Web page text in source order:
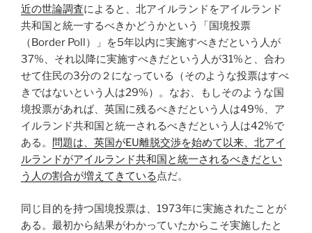
近の世論調査によると、北アイルランドをアイルランド
共和国と統一するべきかどうかという「国境投票
（Border Poll）」を5年以内に実施すべきだという人が
37%、それ以降に実施すべきだという人が31%と、合わ
せて住民の3分の２になっている（そのような投票はすべ
きではないという人は29%）。なお、もしそのような国
境投票があれば、英国に残るべきだという人は49%、ア
イルランド共和国と統一されるべきだという人は42%で
ある。 問題は、英国がEU離脱交渉を始めて以来、北アイ
ルランドがアイルランド共和国と統一されるべきだとい
う人の割合が増えてきている 点だ。
同じ目的を持つ国境投票は、1973年に実施されたことが
ある。最初から結果がわかっていたからこそ実施したと